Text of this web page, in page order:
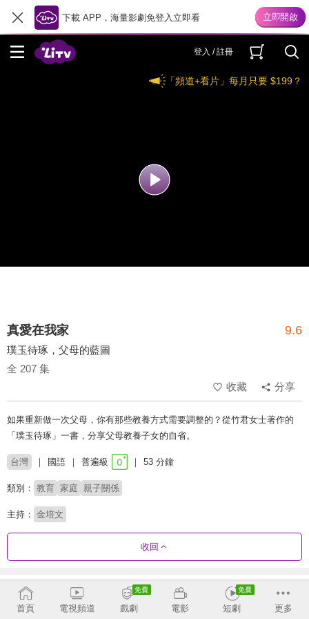
下載 APP，海量影劇免登入立即看
登入 / 註冊
「頻道+看片」每月只要 $199？
真愛在我家 9.6
璞玉待琢，父母的藍圖
全 207 集
收藏
分享
如果重新做一次父母，你有那些教養方式需要調整的？從竹君女士著作的
「璞玉待琢」一書，分享父母教養子女的自省。
台灣 國語 普遍級 53 分鐘
類別： 教育 家庭 親子關係
主持： 金培文
收回
劇集列表 反序
2020
首頁 電視頻道 戲劇 電影 短劇 更多